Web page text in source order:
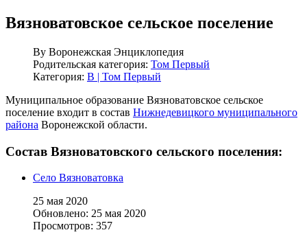
Вязноватовское сельское поселение
By Воронежская Энциклопедия
Родительская категория: Том Первый
Категория: В | Том Первый
Муниципальное образование Вязноватовское сельское
поселение входит в состав Нижнедевицкого муниципального
района Воронежской области.
Состав Вязноватовского сельского поселения:
Село Вязноватовка
25 мая 2020
Обновлено: 25 мая 2020
Просмотров: 357